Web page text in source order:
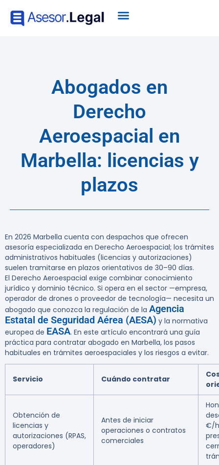
Abogados en
Derecho
Aeroespacial en
Marbella: licencias y
plazos
En 2026 Marbella cuenta con despachos que ofrecen
asesoría especializada en Derecho Aeroespacial; los trámites
administrativos habituales (licencias y autorizaciones)
suelen tramitarse en plazos orientativos de 30–90 días.
El Derecho Aeroespacial exige combinar conocimiento
jurídico y dominio técnico. Si opera en el sector —empresa,
operador de drones o proveedor de tecnología— necesita un
abogado que conozca la regulación de la Agencia
Estatal de Seguridad Aérea (AESA) y la normativa
europea de EASA. En este artículo encontrará una guía
práctica para contratar abogado en Marbella, los pasos
habituales en trámites aeroespaciales y los riesgos a evitar.
Servicio Cuándo contratar
Obtención de
licencias y
autorizaciones (RPAS,
operadores)
Antes de iniciar
operaciones o contratos
comerciales
€/